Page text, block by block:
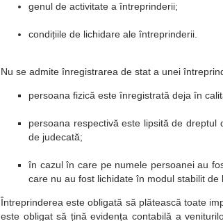
genul de activitate a întreprinderii;
condițiile de lichidare ale întreprinderii.
Nu se admite înregistrarea de stat a unei
persoana fizică este înregistrată deja în
persoana respectivă este lipsită de
de judecată;
în cazul în care pe numele persoanei au
care nu au fost lichidate în modul stabilit
Întreprinderea este obligată să plătească toate
este obligat să țină evidența contabilă a